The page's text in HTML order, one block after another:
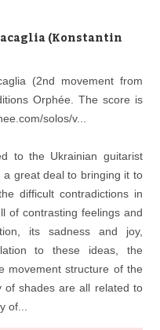
Reproductor
(Konstantin
(2nd movement from
Orphée. The score is
solos/v...
to the Ukrainian guitarist
a great deal to bringing it to
difficult contradictions in
of contrasting feelings and
its sadness and joy,
to these ideas, the
movement structure of the
of shades are all related to
of...